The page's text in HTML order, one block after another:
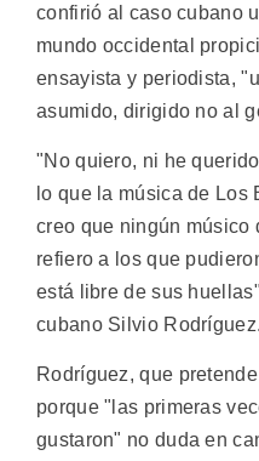
confirió al caso cubano
mundo occidental
ensayista y periodista,
asumido, dirigido no al
"No quiero, ni he
lo que la música de Los
creo que ningún músico
refiero a los que
está libre de sus
cubano Silvio Rodríguez.
Rodríguez, que
porque "las primeras
gustaron" no duda en